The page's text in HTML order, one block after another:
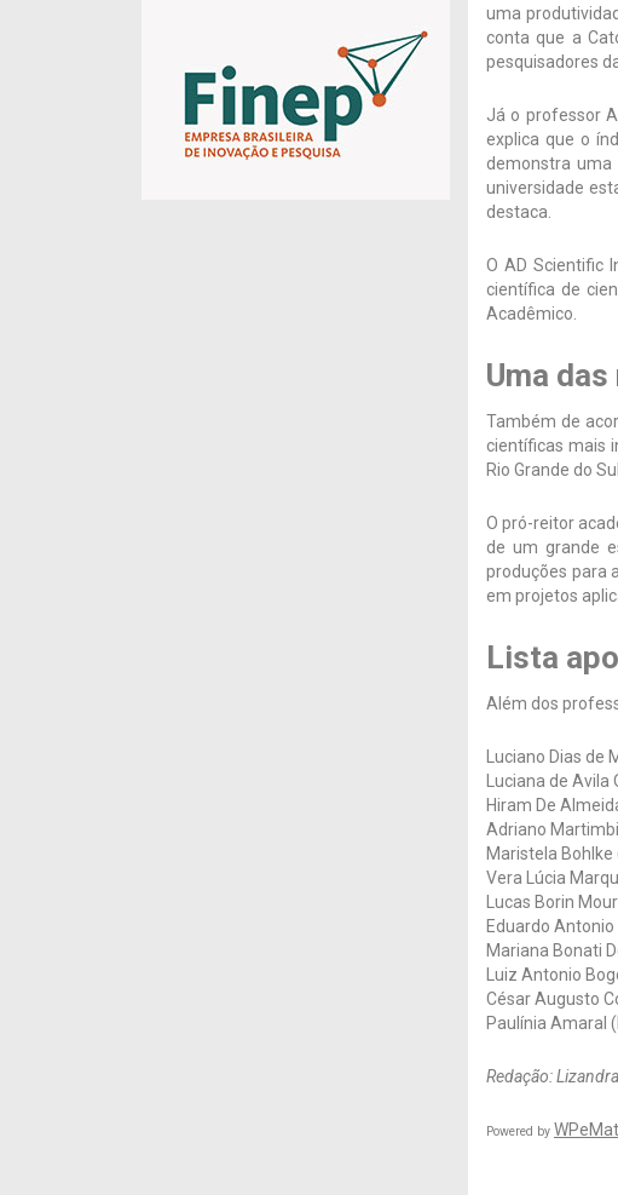
uma
conta que a
pesquisadores
Já o professor
explica que o
demonstra uma
universidade
destaca.
O AD Scientific
científica de
Acadêmico.
Uma
Também de
científicas mais
Rio Grande do
O pró-reitor
de um grande
produções para
em projetos
Lista
Além dos
Luciano Dias
Luciana de
Hiram De
Adriano
Maristela
Vera Lúcia
Lucas Borin
Eduardo
Mariana Bonati
Luiz Antonio
César Augusto
Paulínia Amaral
Redação:
Powered by